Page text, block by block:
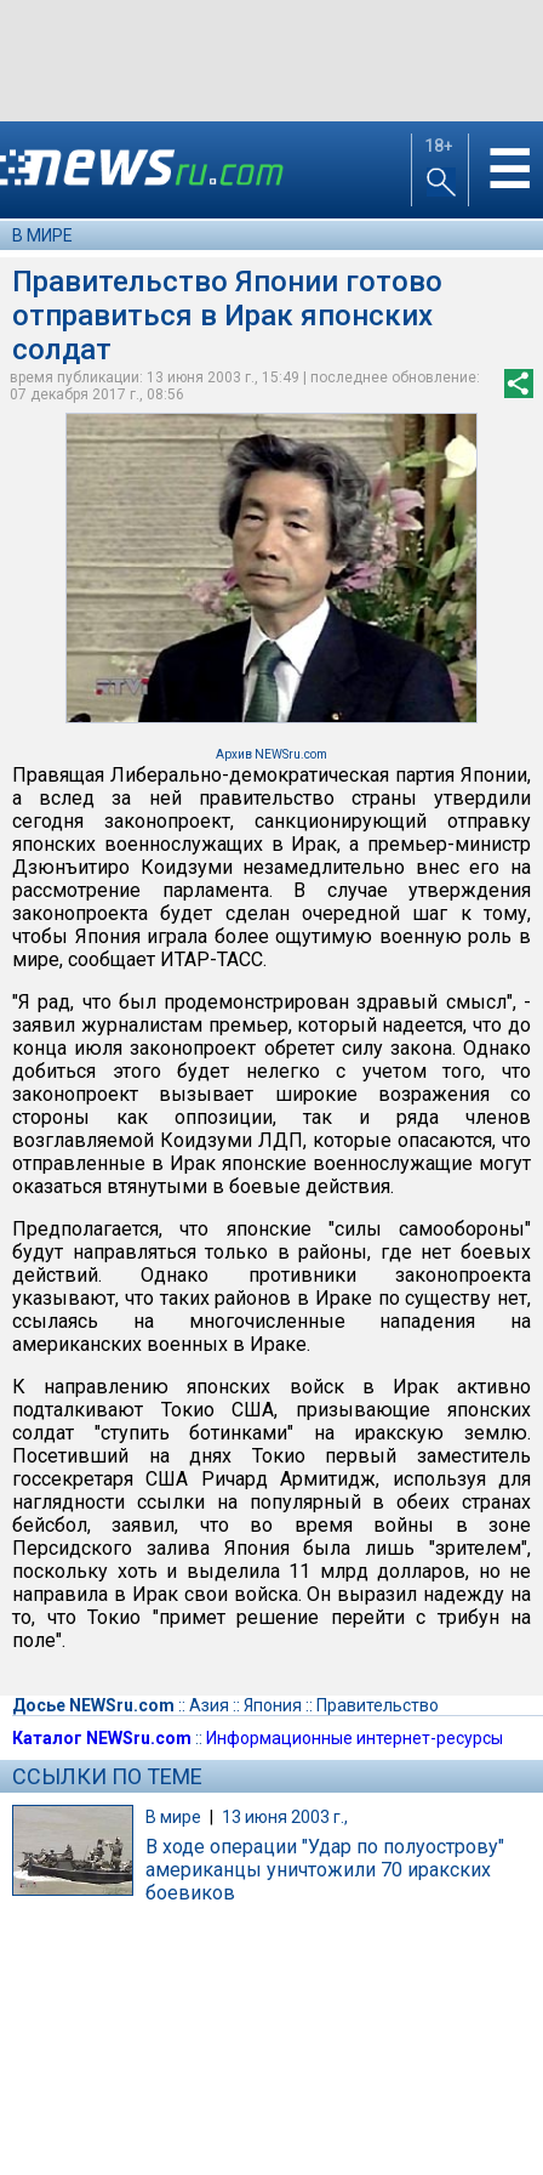
18+ ☰
В МИРЕ
Правительство Японии готово
отправиться в Ирак японских
солдат
время публикации: 13 июня 2003 г., 15:49 | последнее обновление:
07 декабря 2017 г., 08:56
Архив NEWSru.com
Правящая Либерально-демократическая партия Японии,
а вслед за ней правительство страны утвердили
сегодня законопроект, санкционирующий отправку
японских военнослужащих в Ирак, а премьер-министр
Дзюнъитиро Коидзуми незамедлительно внес его на
рассмотрение парламента. В случае утверждения
законопроекта будет сделан очередной шаг к тому,
чтобы Япония играла более ощутимую военную роль в
мире, сообщает ИТАР-ТАСС.
"Я рад, что был продемонстрирован здравый смысл", -
заявил журналистам премьер, который надеется, что до
конца июля законопроект обретет силу закона. Однако
добиться этого будет нелегко с учетом того, что
законопроект вызывает широкие возражения со
стороны как оппозиции, так и ряда членов
возглавляемой Коидзуми ЛДП, которые опасаются, что
отправленные в Ирак японские военнослужащие могут
оказаться втянутыми в боевые действия.
Предполагается, что японские "силы самообороны"
будут направляться только в районы, где нет боевых
действий. Однако противники законопроекта
указывают, что таких районов в Ираке по существу нет,
ссылаясь на многочисленные нападения на
американских военных в Ираке.
К направлению японских войск в Ирак активно
подталкивают Токио США, призывающие японских
солдат "ступить ботинками" на иракскую землю.
Посетивший на днях Токио первый заместитель
госсекретаря США Ричард Армитидж, используя для
наглядности ссылки на популярный в обеих странах
бейсбол, заявил, что во время войны в зоне
Персидского залива Япония была лишь "зрителем",
поскольку хоть и выделила 11 млрд долларов, но не
направила в Ирак свои войска. Он выразил надежду на
то, что Токио "примет решение перейти с трибун на
поле".
Досье NEWSru.com :: Азия :: Япония :: Правительство
Каталог NEWSru.com :: Информационные интернет-ресурсы
ССЫЛКИ ПО ТЕМЕ
В мире | 13 июня 2003 г.,
В ходе операции "Удар по полуострову"
американцы уничтожили 70 иракских
боевиков